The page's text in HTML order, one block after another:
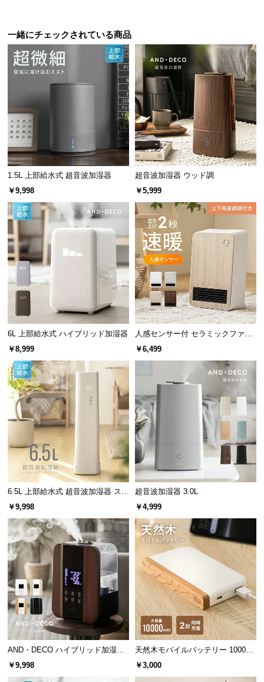
一緒にチェックされている商品
1.5L 上部給水式 超音波加湿器
￥9,998
超音波加湿器 ウッド調
￥5,999
6L 上部給水式 ハイブリッド加湿器
￥8,999
人感センサー付 セラミックファン
ヒーター 上下角度調節
￥6,499
6.5L 上部給水式 超音波加湿器 ステ
ンレス振動子モデル
￥9,998
超音波加湿器 3.0L
￥4,999
AND・DECO ハイブリッド加湿器
ステンレス振動子モデル 木目調
￥9,998
天然木モバイルバッテリー 10000m
Ah USB-C/USB-A 2台同時充電対応
￥3,000